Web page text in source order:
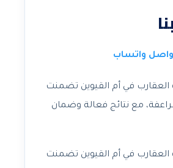
واتساب
في أم القيوين تضمنت
مع نتائج فعالة وضمان
في أم القيوين تضمنت